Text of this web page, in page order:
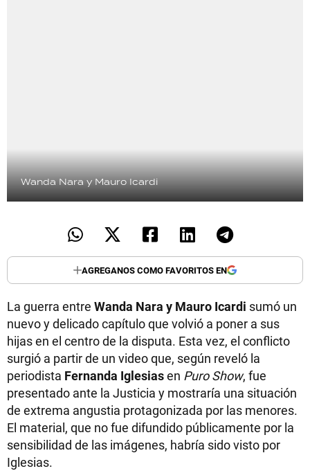
Wanda Nara y Mauro Icardi
AGREGANOS COMO FAVORITOS EN
La guerra entre Wanda Nara y Mauro Icardi sumó un
nuevo y delicado capítulo que volvió a poner a sus
hijas en el centro de la disputa. Esta vez, el conflicto
surgió a partir de un video que, según reveló la
periodista Fernanda Iglesiasen Puro Show, fue
presentado ante la Justicia y mostraría una situación
de extrema angustia protagonizada por las menores.
El material, que no fue difundido públicamente por la
sensibilidad de las imágenes, habría sido visto por
Iglesias.